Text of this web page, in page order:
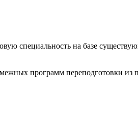
специальность на базе
программ переподготовки из